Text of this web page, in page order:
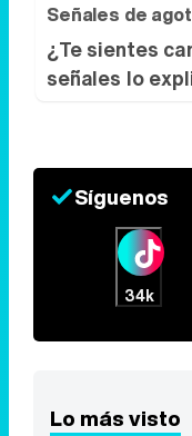
Señales de
¿Te sientes
señales lo
Síguenos
34k
Lo más visto